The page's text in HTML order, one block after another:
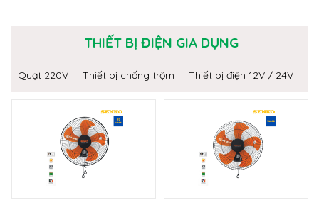
THIẾT BỊ ĐIỆN GIA DỤNG
Quạt 220V Thiết bị chống trộm Thiết bị điện 12V / 24V